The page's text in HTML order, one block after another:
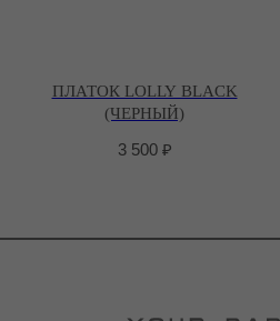
ПЛАТОК LOLLY BLACK
(ЧЕРНЫЙ)
3 500 ₽